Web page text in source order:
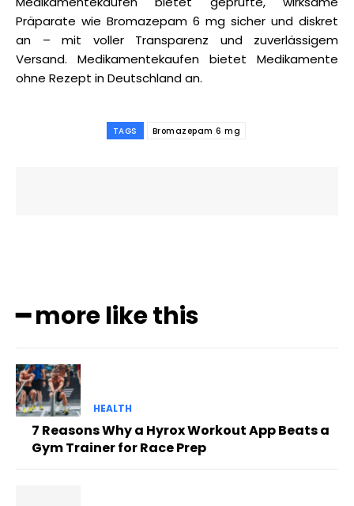
Präparate wie Bromazepam 6 mg sicher und diskret
an – mit voller Transparenz und zuverlässigem
Versand. Medikamentekaufen bietet Medikamente
ohne Rezept in Deutschland an.
TAGS Bromazepam 6 mg
━ more like this
HEALTH
7 Reasons Why a Hyrox Workout App Beats a
Gym Trainer for Race Prep